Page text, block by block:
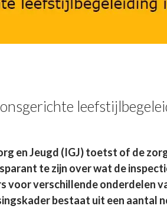
en Jeugd (IGJ) toetst of de
te zijn over wat de
voor verschillende onderdelen
bestaat uit een aantal